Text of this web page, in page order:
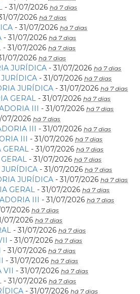
- 31/07/2026 há 7 dias
07/2026 há 7 dias
- 31/07/2026 há 7 dias
- 31/07/2026 há 7 dias
- 31/07/2026 há 7 dias
07/2026 há 7 dias
JURÍDICA - 31/07/2026 há 7 dias
- 31/07/2026 há 7 dias
JURÍDICA - 31/07/2026 há 7 dias
GERAL - 31/07/2026 há 7 dias
III - 31/07/2026 há 7 dias
07/2026 há 7 dias
III - 31/07/2026 há 7 dias
III - 31/07/2026 há 7 dias
GERAL - 31/07/2026 há 7 dias
- 31/07/2026 há 7 dias
- 31/07/2026 há 7 dias
JURÍDICA - 31/07/2026 há 7 dias
GERAL - 31/07/2026 há 7 dias
III - 31/07/2026 há 7 dias
2026 há 7 dias
07/2026 há 7 dias
- 31/07/2026 há 7 dias
- 31/07/2026 há 7 dias
- 31/07/2026 há 7 dias
- 31/07/2026 há 7 dias
VII - 31/07/2026 há 7 dias
- 31/07/2026 há 7 dias
- 31/07/2026 há 7 dias